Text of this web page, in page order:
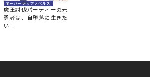
オーバーラップノベルス
魔王討伐パーティーの元
勇者は、自堕落に生きた
い 1